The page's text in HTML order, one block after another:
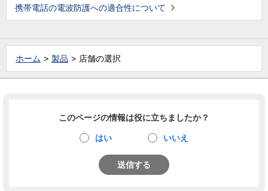
携帯電話の電波防護への適合性について
ホーム 製品 店舗の選択
このページの情報は役に立ちましたか？
はい いいえ
送信する